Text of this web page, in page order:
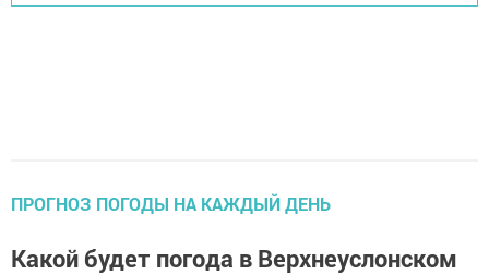
ПРОГНОЗ ПОГОДЫ НА КАЖДЫЙ ДЕНЬ
Какой будет погода в Верхнеуслонском